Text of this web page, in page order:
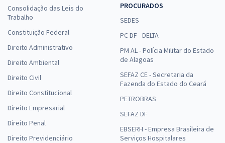
Consolidação das Leis do
Trabalho
Constituição Federal
Direito Administrativo
Direito Ambiental
Direito Civil
Direito Constitucional
Direito Empresarial
Direito Penal
Direito Previdenciário
PROCURADOS
SEDES
PC DF - DELTA
PM AL - Polícia Militar do Estado
de Alagoas
SEFAZ CE - Secretaria da
Fazenda do Estado do Ceará
PETROBRAS
SEFAZ DF
EBSERH - Empresa Brasileira de
Serviços Hospitalares